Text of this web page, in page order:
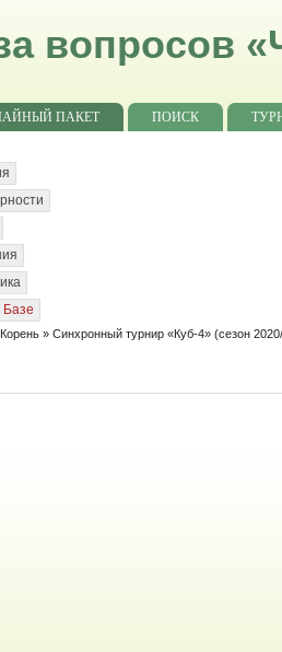
вопросов
ПАКЕТ ПОИСК
Корень » Синхронный турнир «Куб-4» (сезон